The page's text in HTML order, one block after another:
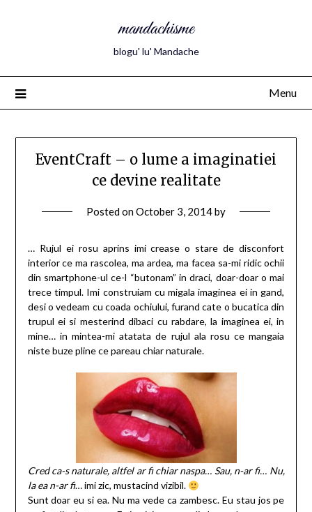
mandachisme
blogu' lu' Mandache
Menu
EventCraft – o lume a imaginatiei
ce devine realitate
Posted onOctober 3, 2014by
… Rujul ei rosu aprins imi crease o stare de disconfort
interior ce ma rascolea, ma ardea, ma facea sa-mi ridic ochii
din smartphone-ul ce-l “butonam” in draci, doar-doar o mai
trece timpul. Imi construiam cu migala imaginea ei in gand,
desi o vedeam cu coada ochiului, furand cate o bucatica din
trupul ei si mesterind dibaci cu rabdare, la imaginea ei, in
mine… in mintea-mi atatata de rujul ala rosu ce mangaia
niste buze pline ce pareau chiar naturale.
Cred ca-s naturale, altfel ar fi chiar naspa… Sau, n-ar fi… Nu,
la ea n-ar fi… imi zic, mustacind vizibil.
Sunt doar eu si ea. Nu ma vede ca zambesc. Eu stau jos pe